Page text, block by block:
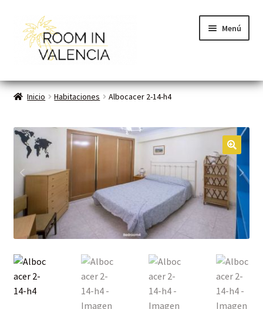
Menú
Inicio
Cómo funciona
Contacto
Planes VLC
Mi cuenta
Inicio Habitaciones Albocacer 2-14-h4
🔍